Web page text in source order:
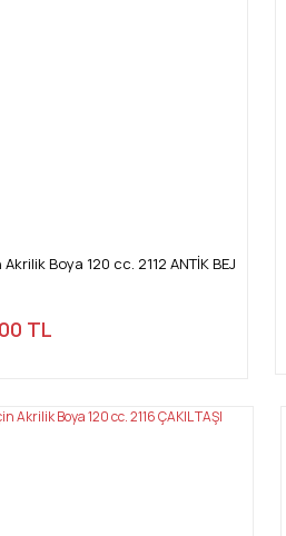
Boya 120 cc. 2112 ANTİK BEJ
TL